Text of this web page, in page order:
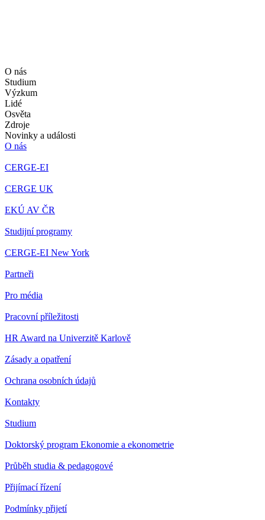
O nás
Studium
Výzkum
Lidé
Osvěta
Zdroje
Novinky a události
O nás
CERGE-EI
CERGE UK
EKÚ AV ČR
Studijní programy
CERGE-EI New York
Partneři
Pro média
Pracovní příležitosti
HR Award na Univerzitě Karlově
Zásady a opatření
Ochrana osobních údajů
Kontakty
Studium
Doktorský program Ekonomie a ekonometrie
Průběh studia & pedagogové
Přijímací řízení
Podmínky přijetí